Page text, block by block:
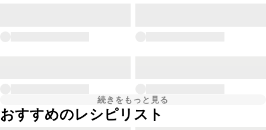
続きをもっと見る
おすすめのレシピリスト